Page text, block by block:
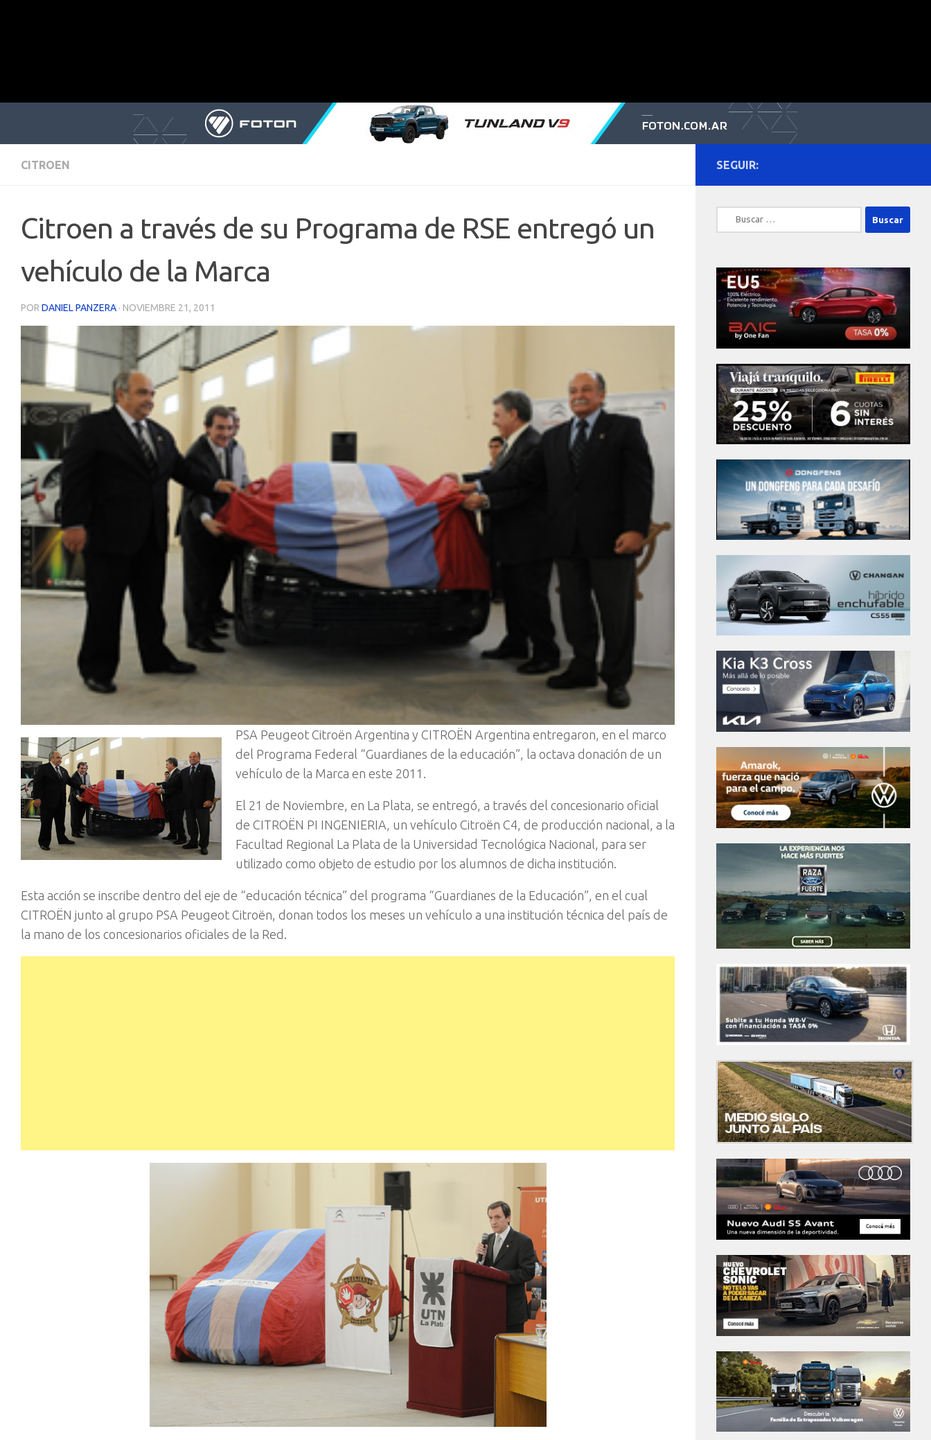
CITROEN
Citroen a través de su Programa de RSE entregó un
vehículo de la Marca
POR DANIEL PANZERA · NOVIEMBRE 21, 2011
PSA Peugeot Citroën Argentina y CITROËN Argentina entregaron, en el marco
del Programa Federal “Guardianes de la educación”, la octava donación de un
vehículo de la Marca en este 2011.
El 21 de Noviembre, en La Plata, se entregó, a través del concesionario oficial
de CITROËN PI INGENIERIA, un vehículo Citroën C4, de producción nacional, a la
Facultad Regional La Plata de la Universidad Tecnológica Nacional, para ser
utilizado como objeto de estudio por los alumnos de dicha institución.
Esta acción se inscribe dentro del eje de “educación técnica” del programa “Guardianes de la Educación”, en el cual
CITROËN junto al grupo PSA Peugeot Citroën, donan todos los meses un vehículo a una institución técnica del país de
la mano de los concesionarios oficiales de la Red.
SEGUIR:
Buscar: